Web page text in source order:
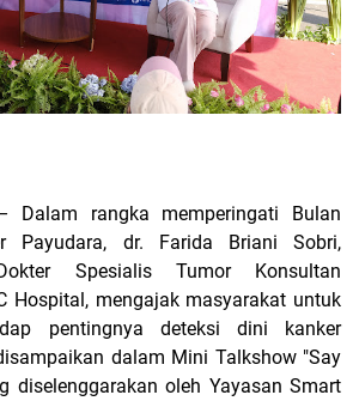
Dalam rangka memperingati Bulan
Payudara, dr. Farida Briani Sobri,
Spesialis Tumor Konsultan
Hospital, mengajak masyarakat untuk
pentingnya deteksi dini kanker
dalam Mini Talkshow "Say
diselenggarakan oleh Yayasan Smart